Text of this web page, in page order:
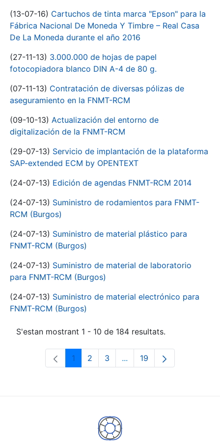
(13-07-16) Cartuchos de tinta marca "Epson" para la
Fábrica Nacional De Moneda Y Timbre – Real Casa
De La Moneda durante el año 2016
(27-11-13) 3.000.000 de hojas de papel
fotocopiadora blanco DIN A-4 de 80 g.
(07-11-13) Contratación de diversas pólizas de
aseguramiento en la FNMT-RCM
(09-10-13) Actualización del entorno de
digitalización de la FNMT-RCM
(29-07-13) Servicio de implantación de la plataforma
SAP-extended ECM by OPENTEXT
(24-07-13) Edición de agendas FNMT-RCM 2014
(24-07-13) Suministro de rodamientos para FNMT-
RCM (Burgos)
(24-07-13) Suministro de material plástico para
FNMT-RCM (Burgos)
(24-07-13) Suministro de material de laboratorio
para FNMT-RCM (Burgos)
(24-07-13) Suministro de material electrónico para
FNMT-RCM (Burgos)
S'estan mostrant 1 - 10 de 184 resultats.
Pàgina
1 Pàgina
2 Pàgina
3 ...Pàgines intermèdies
Pàgina
19